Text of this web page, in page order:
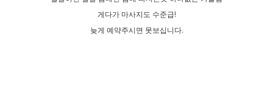
게다가 마사지도 수준급!
늦게 예약주시면 못보십니다.